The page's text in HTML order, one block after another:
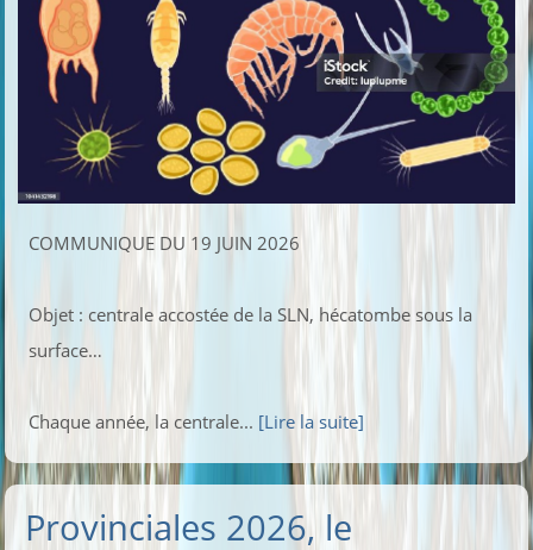
COMMUNIQUE DU 19 JUIN 2026
Objet : centrale accostée de la SLN, hécatombe sous la
surface…
Chaque année, la centrale... [Lire la suite]
Provinciales 2026, le